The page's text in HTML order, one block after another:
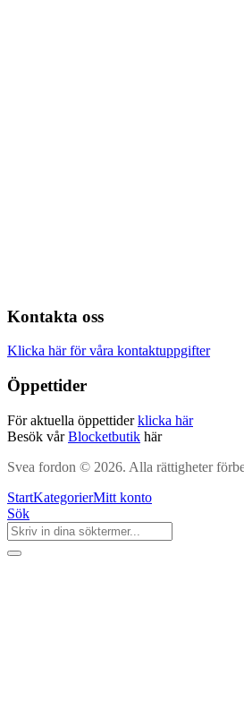
Kontakta oss
Klicka här för våra kontaktuppgifter
Öppettider
För aktuella öppettiderklicka här
Besök vårBlocketbutik här
Svea fordon © 2026. Alla rättigheter
StartKategorierMitt konto
Sök